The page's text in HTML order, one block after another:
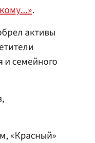
.
активы
и семейного
«Красный»